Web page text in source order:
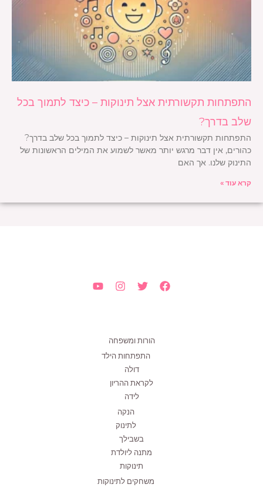
התפתחות תקשורתית אצל תינוקות – כיצד לתמוך בכל
שלב בדרך?
התפתחות תקשורתית אצל תינוקות – כיצד לתמוך בכל שלב בדרך?
כהורים, אין דבר מרגש יותר מאשר לשמוע את המילים הראשונות של
התינוק שלנו. אך האם
קרא עוד »
הורות ומשפחה
התפתחות הילד
דולה
לקראת ההריון
לידה
הנקה
לתינוק
בשבילך
מתנה ליולדת
תינוקות
משחקים לתינוקות